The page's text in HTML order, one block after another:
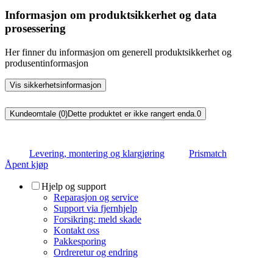
Informasjon om produktsikkerhet og data
prosessering
Her finner du informasjon om generell produktsikkerhet og
produsentinformasjon
Vis sikkerhetsinformasjon
Kundeomtale (0)Dette produktet er ikke rangert enda.0
Levering, montering og klargjøring
Prismatch
Åpent kjøp
Hjelp og support
Reparasjon og service
Support via fjernhjelp
Forsikring: meld skade
Kontakt oss
Pakkesporing
Ordreretur og endring